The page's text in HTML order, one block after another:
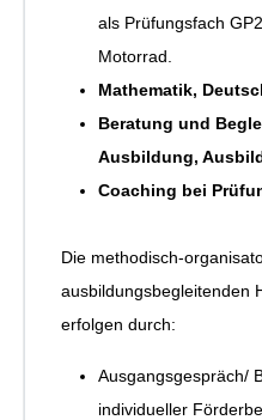
als Prüfungsfach
Motorrad.
Mathematik,
Beratung und
Ausbildung,
Coaching bei
Die methodisch-
ausbildungsbegleitenden
erfolgen durch:
Ausgangsgespräch/
individueller